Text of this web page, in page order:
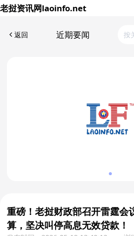
老挝资讯网laoinfo.net
返回 近期要闻
重磅！老挝财政部召开雷霆会
算，坚决叫停高息无效贷款！